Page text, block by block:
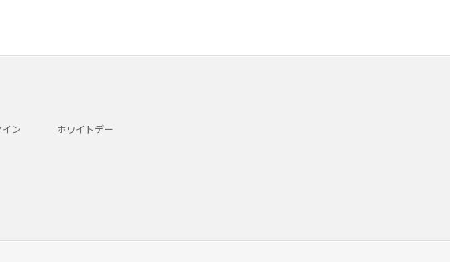
ン ホワイトデー